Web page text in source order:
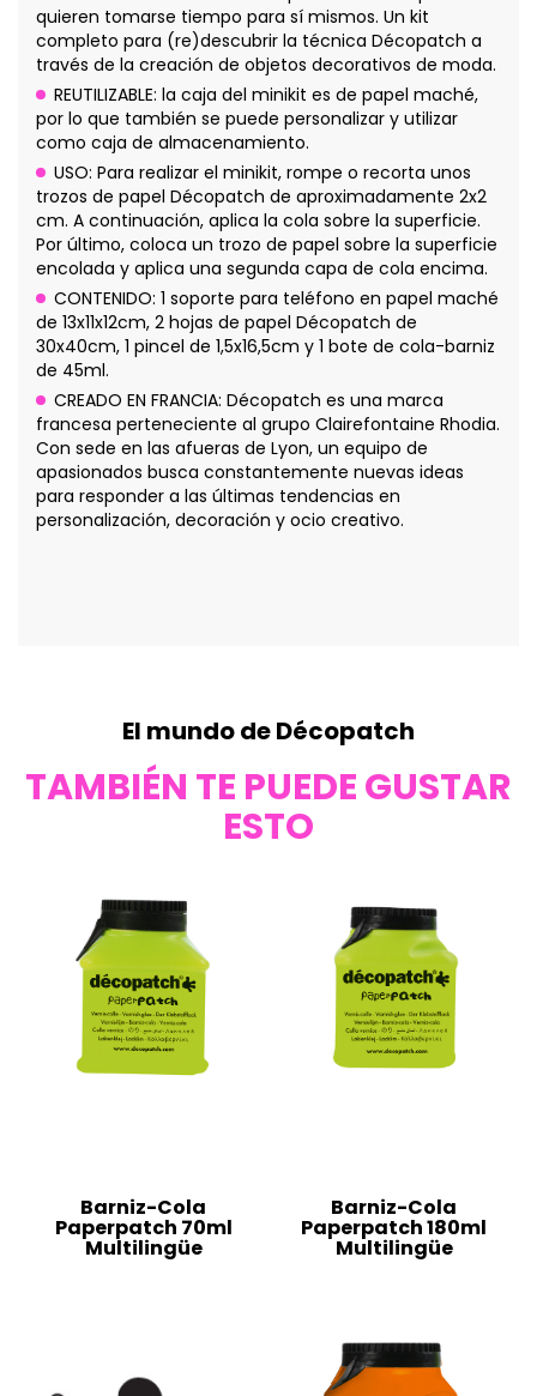
quieren tomarse tiempo para sí mismos. Un kit
completo para (re)descubrir la técnica Décopatch a
través de la creación de objetos decorativos de moda.
REUTILIZABLE: la caja del minikit es de papel maché,
por lo que también se puede personalizar y utilizar
como caja de almacenamiento.
USO: Para realizar el minikit, rompe o recorta unos
trozos de papel Décopatch de aproximadamente 2x2
cm. A continuación, aplica la cola sobre la superficie.
Por último, coloca un trozo de papel sobre la superficie
encolada y aplica una segunda capa de cola encima.
CONTENIDO: 1 soporte para teléfono en papel maché
de 13x11x12cm, 2 hojas de papel Décopatch de
30x40cm, 1 pincel de 1,5x16,5cm y 1 bote de cola-barniz
de 45ml.
CREADO EN FRANCIA: Décopatch es una marca
francesa perteneciente al grupo Clairefontaine Rhodia.
Con sede en las afueras de Lyon, un equipo de
apasionados busca constantemente nuevas ideas
para responder a las últimas tendencias en
personalización, decoración y ocio creativo.
El mundo de Décopatch
TAMBIÉN TE PUEDE GUSTAR
ESTO
Barniz-Cola
Paperpatch 70ml
Multilingüe
Barniz-Cola
Paperpatch 180ml
Multilingüe